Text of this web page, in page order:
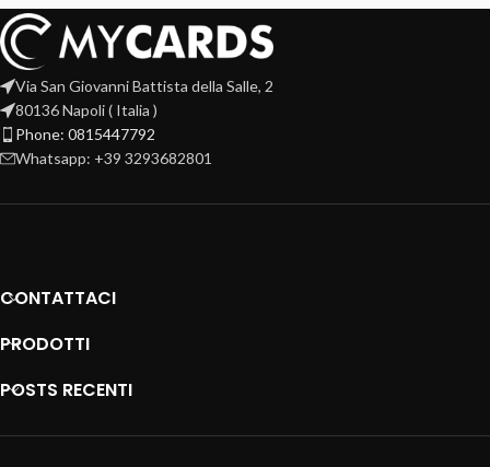
Via San Giovanni Battista della Salle, 2
80136 Napoli ( Italia )
Phone: 0815447792
Whatsapp: +39 3293682801
CONTATTACI
PRODOTTI
POSTS RECENTI